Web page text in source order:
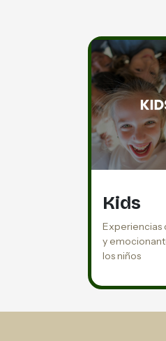
Kids
Experiencias
y
los niños